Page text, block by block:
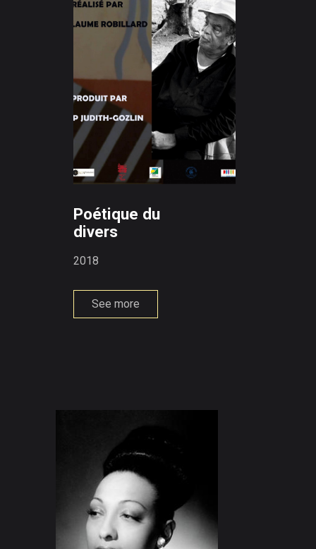
Poétique du
divers
2018
See more